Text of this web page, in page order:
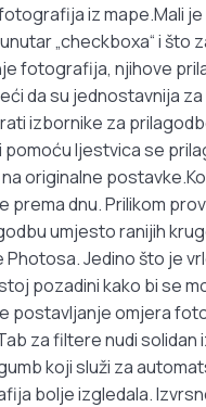
iz mape.Mali
„checkboxa“ i što
fotografija, njihove
da su jednostavnija
izbornike za
ljestvica se
originalne
prema dnu. Prilikom
umjesto ranijih
Photosa. Jedino što je
pozadini kako bi se
postavljanje omjera
za filtere nudi
koji služi za
bolje izgledala.